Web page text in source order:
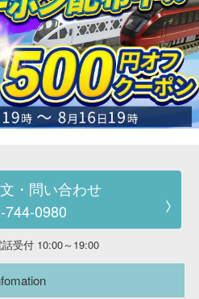
・問い合わせ
744-0980
話受付 10:00～19:00